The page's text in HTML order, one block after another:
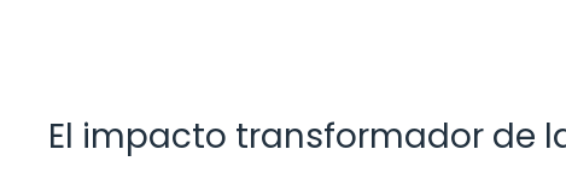
El impacto transformador de